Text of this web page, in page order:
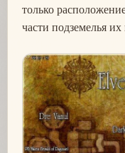
только
части подземелья